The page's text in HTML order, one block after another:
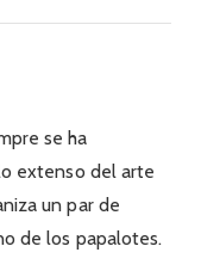
se ha
extenso del arte
un par de
de los papalotes.